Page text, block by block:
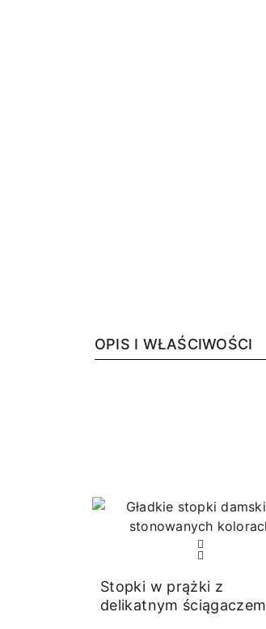
OPIS I WŁAŚCIWOŚCI
Stopki w prążki z
delikatnym ściągaczem